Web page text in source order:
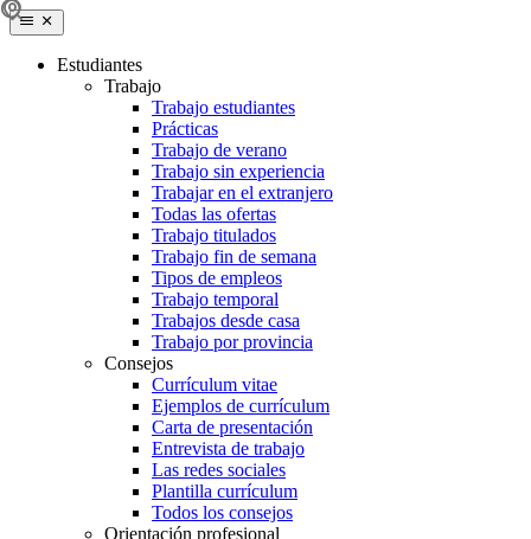
Estudiantes
Trabajo
Trabajo estudiantes
Prácticas
Trabajo de verano
Trabajo sin experiencia
Trabajar en el extranjero
Todas las ofertas
Trabajo titulados
Trabajo fin de semana
Tipos de empleos
Trabajo temporal
Trabajos desde casa
Trabajo por provincia
Consejos
Currículum vitae
Ejemplos de currículum
Carta de presentación
Entrevista de trabajo
Las redes sociales
Plantilla currículum
Todos los consejos
Orientación profesional